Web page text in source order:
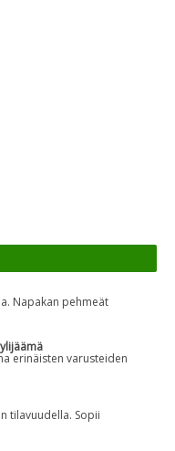
Napakan pehmeät
erinäisten varusteiden
tilavuudella. Sopii